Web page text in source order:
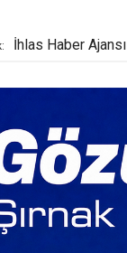
İhlas Haber Ajansı